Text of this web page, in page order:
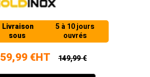
Livraison
sous
5 à 10 jours
ouvrés
59,99 €HT 149,99 €